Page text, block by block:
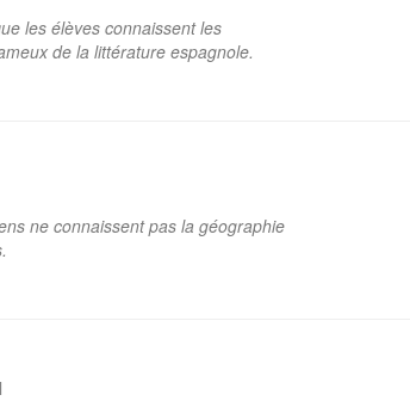
les élèves connaissent les
de la littérature espagnole.
ne connaissent pas la géographie